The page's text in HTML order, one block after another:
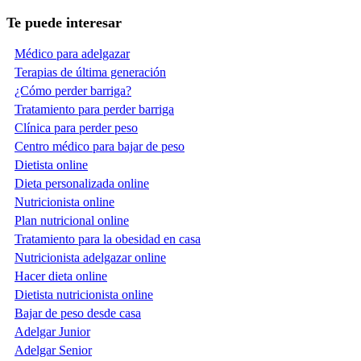
Te puede interesar
Médico para adelgazar
Terapias de última generación
¿Cómo perder barriga?
Tratamiento para perder barriga
Clínica para perder peso
Centro médico para bajar de peso
Dietista online
Dieta personalizada online
Nutricionista online
Plan nutricional online
Tratamiento para la obesidad en casa
Nutricionista adelgazar online
Hacer dieta online
Dietista nutricionista online
Bajar de peso desde casa
Adelgar Junior
Adelgar Senior